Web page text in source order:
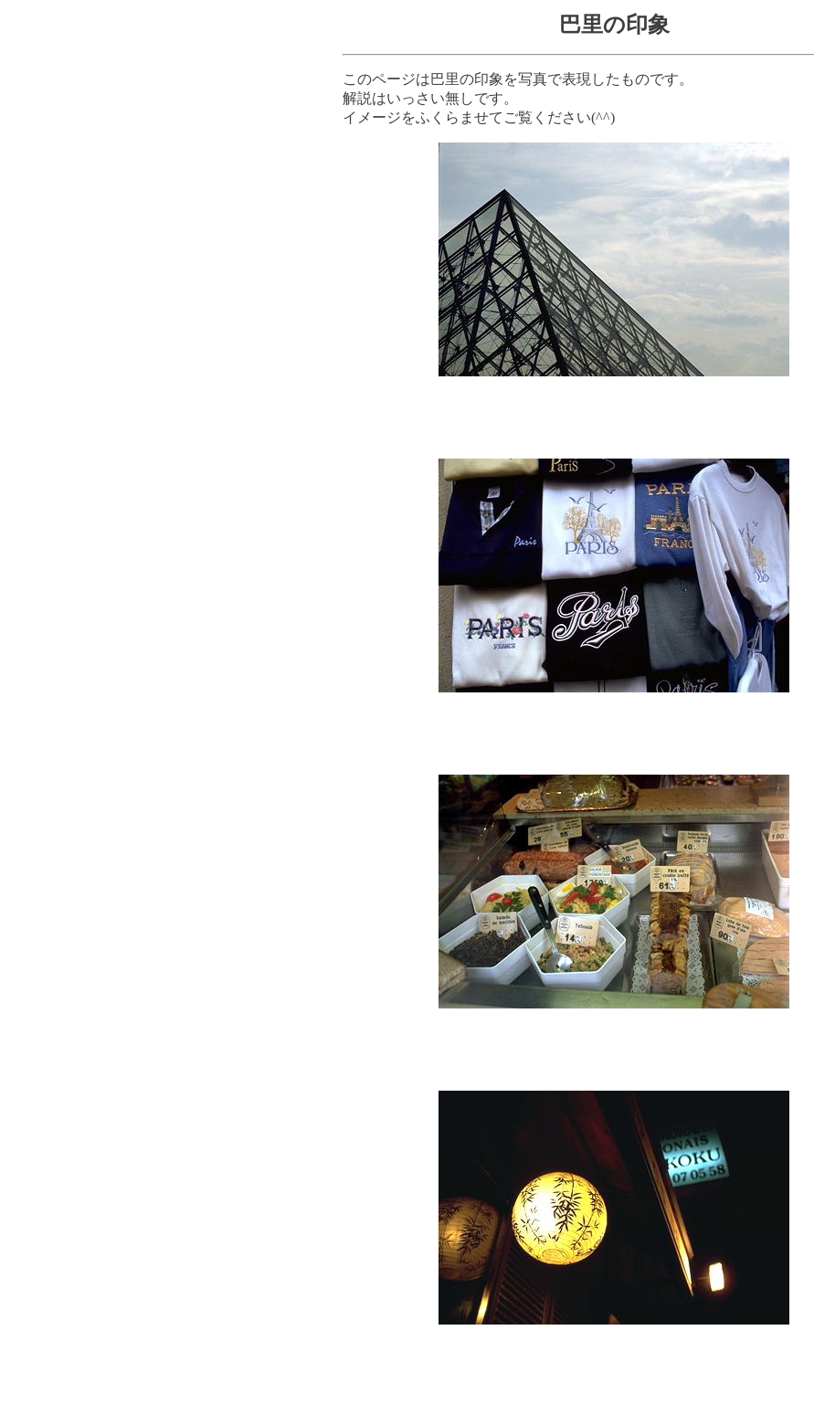
巴里の印象
このページは巴里の印象を写真で表現したものです。
解説はいっさい無しです。
イメージをふくらませてご覧ください(^^)